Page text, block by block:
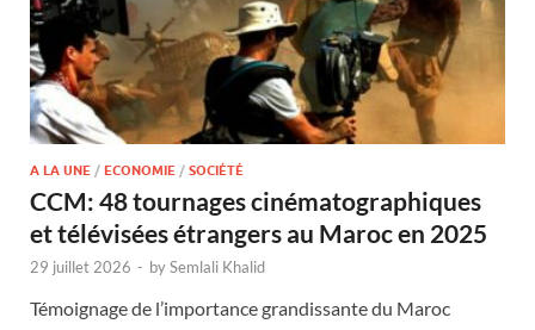
A LA UNE / ECONOMIE / SOCIÉTÉ
CCM: 48 tournages cinématographiques
et télévisées étrangers au Maroc en 2025
29 juillet 2026 - bySemlali Khalid
Témoignage de l’importance grandissante du Maroc